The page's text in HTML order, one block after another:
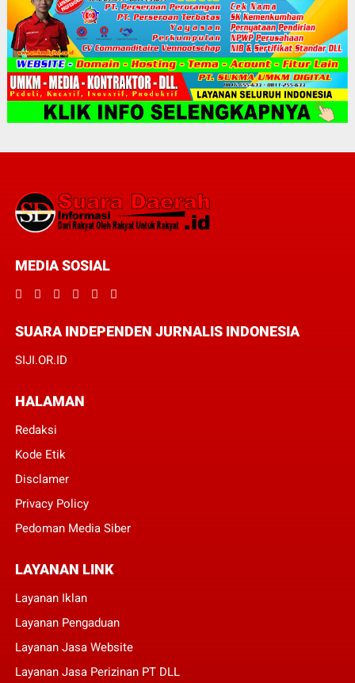
MEDIA SOSIAL
SUARA INDEPENDEN JURNALIS INDONESIA
SIJI.OR.ID
HALAMAN
Redaksi
Kode Etik
Disclamer
Privacy Policy
Pedoman Media Siber
LAYANAN LINK
Layanan Iklan
Layanan Pengaduan
Layanan Jasa Website
Layanan Jasa Perizinan PT DLL